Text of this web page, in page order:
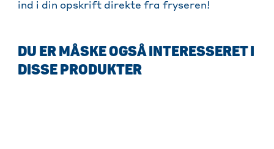
ind i din opskrift direkte fra fryseren!
DU ER MÅSKE OGSÅ INTERESSERET I
DISSE PRODUKTER